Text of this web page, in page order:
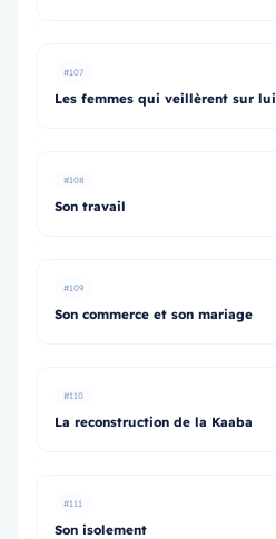
#107
Les femmes qui veillèrent sur lui
#108
Son travail
#109
Son commerce et son mariage
#110
La reconstruction de la Kaaba
#111
Son isolement